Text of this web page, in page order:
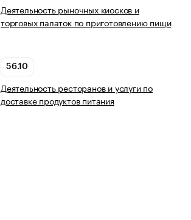
Деятельность рыночных киосков и
торговых палаток по приготовлению пищи
56.10
Деятельность ресторанов и услуги по
доставке продуктов питания